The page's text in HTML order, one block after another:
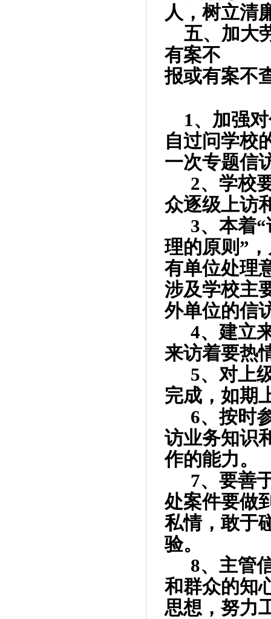
人，树立清
五、加大
有案不
报或有案不
1、加强
自过问学校
一次专题信
2、学校
众逐级上访
3、本着
理的原则”
有单位处理
涉及学校主
外单位的信
4、建立
来访着要热
5、对上
完成，如期
6、按时
访业务知识
作的能力。
7、要善
处案件要做
私情，敢于
验。
8、主管
和群众的知
思想，努力